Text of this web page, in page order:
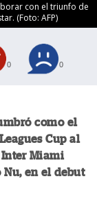
con el triunfo de
(Foto: AFP)
0 0
como el
Cup al
Miami
Nu, en el debut